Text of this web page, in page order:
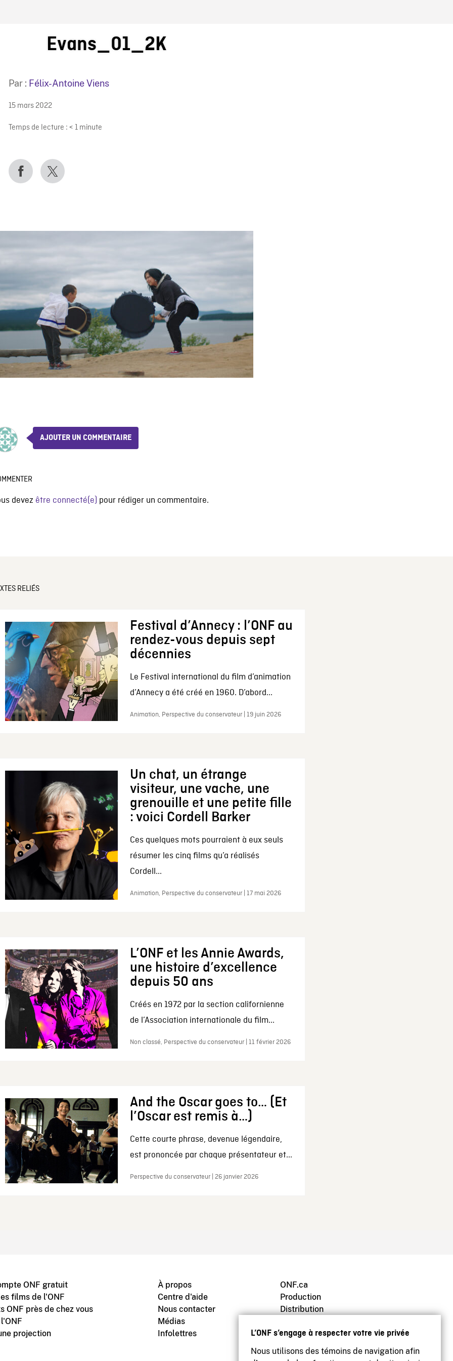
L’ONF s’engage à respecter votre vie privée
Nous utilisons des témoins de navigation afin
ONF
Evans_01_2K
Par : Félix-Antoine Viens
15 mars 2022
Temps de lecture : < 1 minute
AJOUTER UN COMMENTAIRE
devez être connecté(e) pour rédiger un commentaire.
RELIÉS
Festival d’Annecy : l’ONF au
rendez-vous depuis sept
décennies
Le Festival international du film d’animation
d’Annecy a été créé en 1960. D’abord...
Animation, Perspective du conservateur | 19 juin 2026
Un chat, un étrange
visiteur, une vache, une
grenouille et une petite fille
: voici Cordell Barker
Ces quelques mots pourraient à eux seuls
résumer les cinq films qu’a réalisés
Cordell...
Animation, Perspective du conservateur | 17 mai 2026
L’ONF et les Annie Awards,
une histoire d’excellence
depuis 50 ans
Créés en 1972 par la section californienne
de l’Association internationale du film...
Non classé, Perspective du conservateur | 11 février 2026
And the Oscar goes to… (Et
l’Oscar est remis à…)
Cette courte phrase, devenue légendaire,
est prononcée par chaque présentateur et...
Perspective du conservateur | 26 janvier 2026
ONF gratuit
films de l'ONF
ONF près de chez vous
projection
À propos
Centre d'aide
Nous contacter
Médias
Infolettres
ONF.ca
Production
Distribution
Archives